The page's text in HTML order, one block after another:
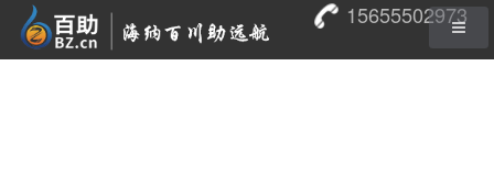
15655502973